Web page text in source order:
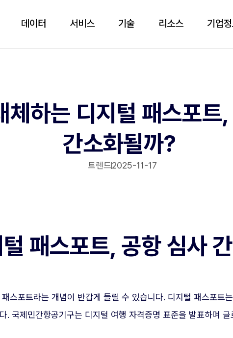
데이터 서비스 기술 리소스 기업
체하는 디지털 패스포트
간소화될까?
트렌드2025-11-17
패스포트, 공항 심사
스포트라는 개념이 반갑게 들릴 수 있습니다. 디지털 패스포트
. 국제민간항공기구는 디지털 여행 자격증명 표준을 발표하며